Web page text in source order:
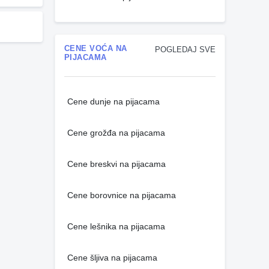
POGLEDAJ SVE
CENE VOĆA NA
PIJACAMA
Cene dunje na pijacama
Cene grožđa na pijacama
Cene breskvi na pijacama
Cene borovnice na pijacama
Cene lešnika na pijacama
Cene šljiva na pijacama